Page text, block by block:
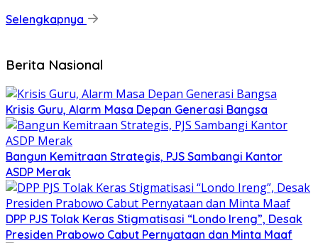
Selengkapnya
Berita Nasional
Krisis Guru, Alarm Masa Depan Generasi Bangsa
Bangun Kemitraan Strategis, PJS Sambangi Kantor
ASDP Merak
DPP PJS Tolak Keras Stigmatisasi “Londo Ireng”, Desak
Presiden Prabowo Cabut Pernyataan dan Minta Maaf